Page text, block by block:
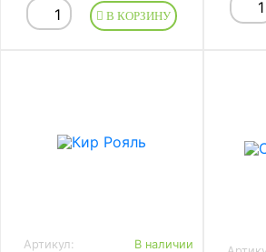
В КОРЗИНУ
Артикул:
В наличии